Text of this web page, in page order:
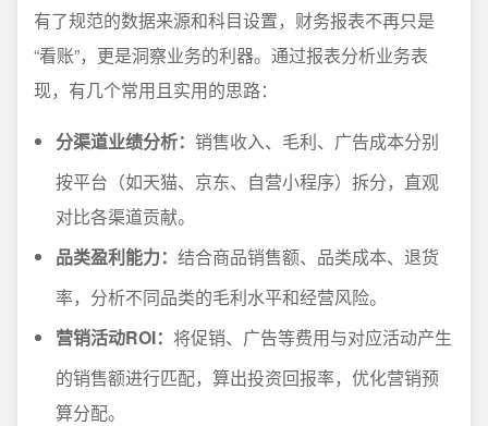
有了规范的数据来源和科目设置，财务报表不再只是
“看账”，更是洞察业务的利器。通过报表分析业务表
现，有几个常用且实用的思路：
分渠道业绩分析： 销售收入、毛利、广告成本分别
按平台（如天猫、京东、自营小程序）拆分，直观
对比各渠道贡献。
品类盈利能力： 结合商品销售额、品类成本、退货
率，分析不同品类的毛利水平和经营风险。
营销活动ROI： 将促销、广告等费用与对应活动产生
的销售额进行匹配，算出投资回报率，优化营销预
算分配。